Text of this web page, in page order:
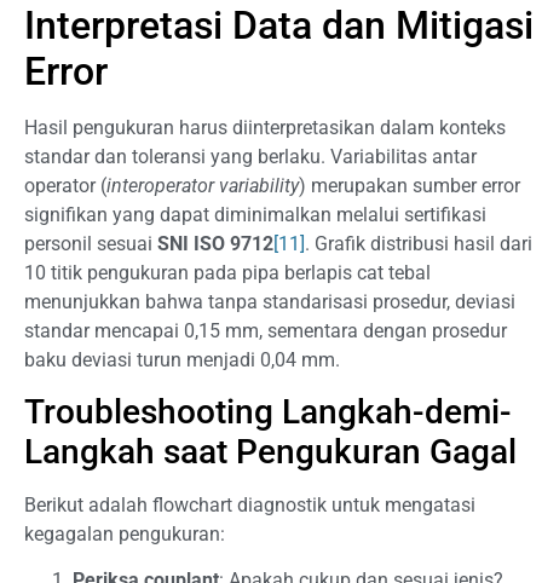
Interpretasi Data dan Mitigasi
Error
Hasil pengukuran harus diinterpretasikan dalam konteks
standar dan toleransi yang berlaku. Variabilitas antar
operator (interoperator variability) merupakan sumber error
signifikan yang dapat diminimalkan melalui sertifikasi
personil sesuai SNI ISO 9712[11]. Grafik distribusi hasil dari
10 titik pengukuran pada pipa berlapis cat tebal
menunjukkan bahwa tanpa standarisasi prosedur, deviasi
standar mencapai 0,15 mm, sementara dengan prosedur
baku deviasi turun menjadi 0,04 mm.
Troubleshooting Langkah-demi-
Langkah saat Pengukuran Gagal
Berikut adalah flowchart diagnostik untuk mengatasi
kegagalan pengukuran: